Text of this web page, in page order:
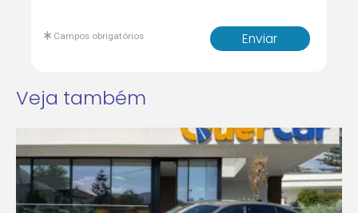
Enviar
Campos obrigatórios
Veja também